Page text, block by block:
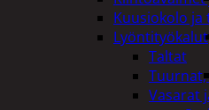
Kuusiokolo
Lyöntityökalut
Taltat
Vasarat